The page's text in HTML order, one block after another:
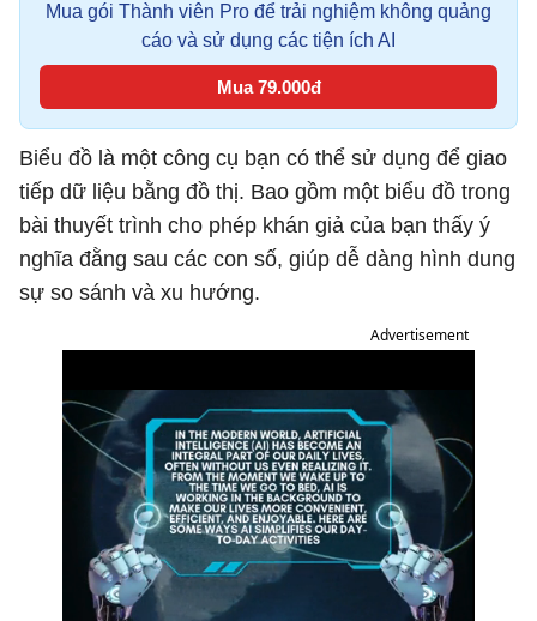
Mua gói Thành viên Pro để trải nghiệm không quảng
cáo và sử dụng các tiện ích AI
Mua 79.000đ
Biểu đồ là một công cụ bạn có thể sử dụng để giao
tiếp dữ liệu bằng đồ thị. Bao gồm một biểu đồ trong
bài thuyết trình cho phép khán giả của bạn thấy ý
nghĩa đằng sau các con số, giúp dễ dàng hình dung
sự so sánh và xu hướng.
Advertisement